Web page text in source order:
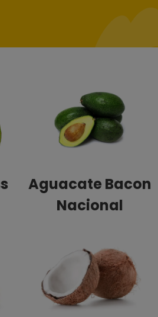
Aguacate Bacon
Nacional